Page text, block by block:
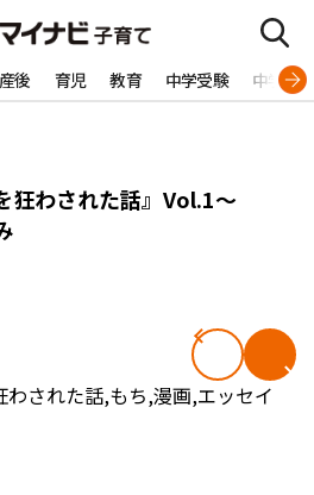
後 育児 教育 中学受験 中学生
狂わされた話』Vol.1～